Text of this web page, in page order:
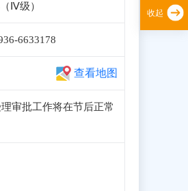
Ⅳ级）
6633178
查看地图
审批工作将在节后正常
收起